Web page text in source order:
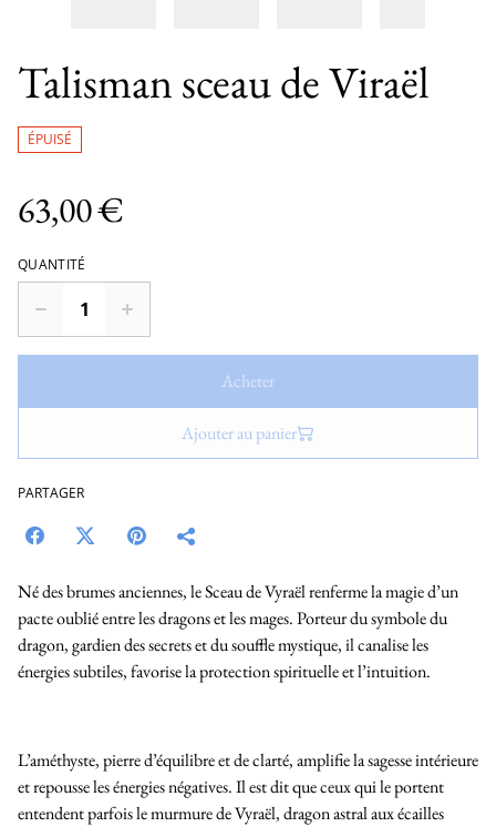
Talisman sceau de Viraël
ÉPUISÉ
63,00 €
QUANTITÉ
Acheter
Ajouter au panier
PARTAGER
Né des brumes anciennes, le Sceau de Vyraël renferme la magie d’un
pacte oublié entre les dragons et les mages. Porteur du symbole du
dragon, gardien des secrets et du souffle mystique, il canalise les
énergies subtiles, favorise la protection spirituelle et l’intuition.
L’améthyste, pierre d’équilibre et de clarté, amplifie la sagesse intérieure
et repousse les énergies négatives. Il est dit que ceux qui le portent
entendent parfois le murmure de Vyraël, dragon astral aux écailles